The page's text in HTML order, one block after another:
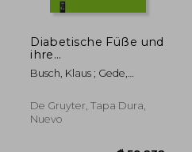
Diabetische Füße und
ihre
Schuhversorgung (en
Alemán)
Busch, Klaus ; Gede,
De Gruyter, Tapa Dura,
Nuevo